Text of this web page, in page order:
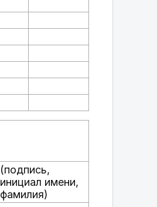
(подпись,
инициал имени,
фамилия)